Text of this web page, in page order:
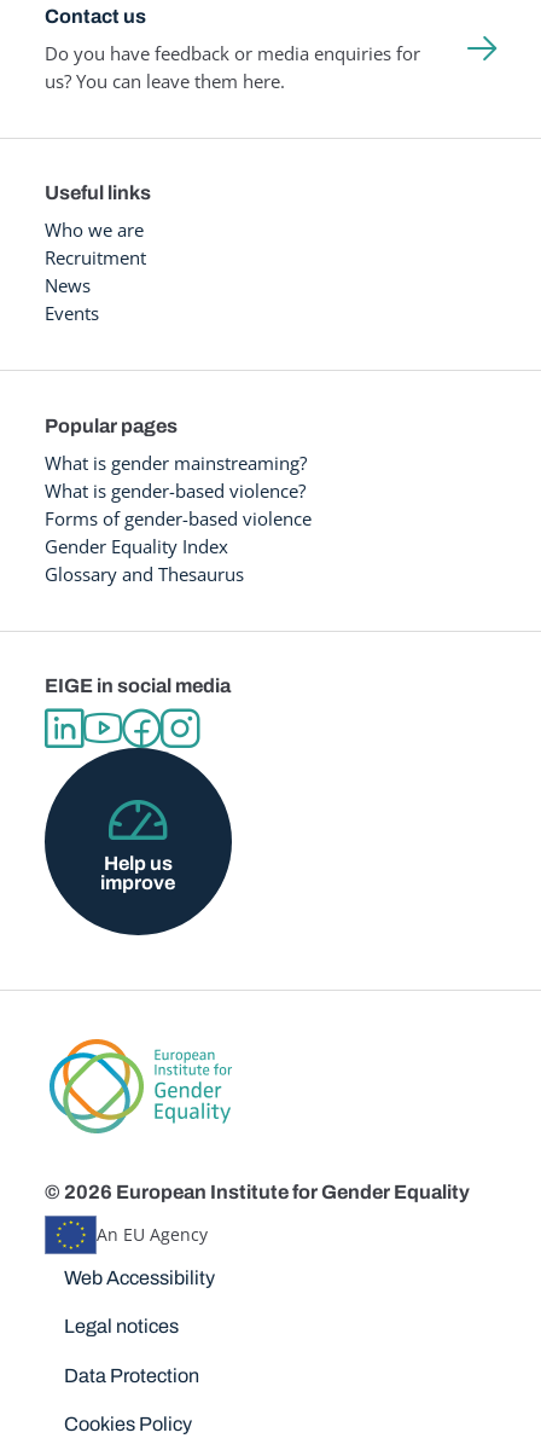
Contact us
Do you have feedback or media enquiries for
us? You can leave them here.
Useful links
Who we are
Recruitment
News
Events
Popular pages
What is gender mainstreaming?
What is gender-based violence?
Forms of gender-based violence
Gender Equality Index
Glossary and Thesaurus
EIGE in social media
Help us
improve
© 2026 European Institute for Gender Equality
An EU Agency
Disclaimers
Web Accessibility
Legal notices
Data Protection
Cookies Policy